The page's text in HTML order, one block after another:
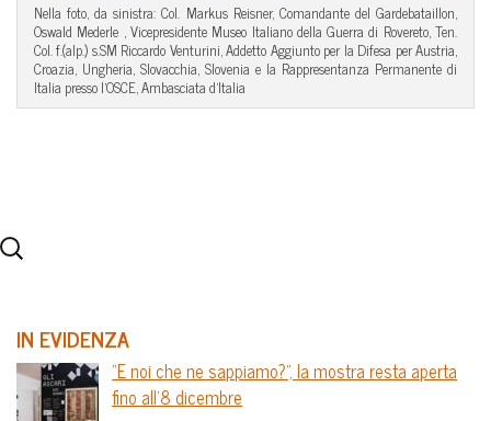
Nella foto, da sinistra: Col. Markus Reisner, Comandante del Gardebataillon,
Oswald Mederle , Vicepresidente Museo Italiano della Guerra di Rovereto, Ten.
Col. f.(alp.) s.SM Riccardo Venturini, Addetto Aggiunto per la Difesa per Austria,
Croazia, Ungheria, Slovacchia, Slovenia e la Rappresentanza Permanente di
Italia presso l’OSCE, Ambasciata d’Italia
IN EVIDENZA
“E noi che ne sappiamo?”, la mostra resta aperta
fino all’8 dicembre